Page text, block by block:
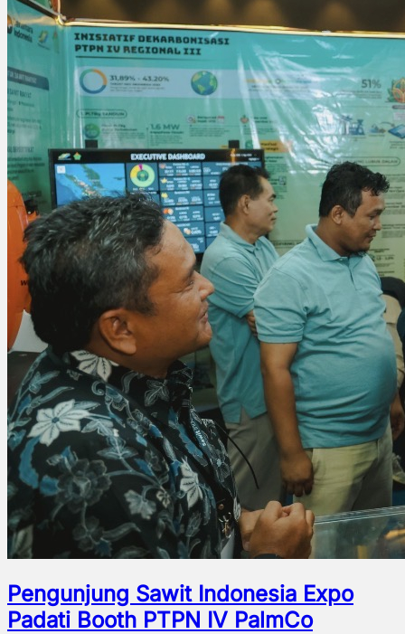
Pengunjung Sawit Indonesia Expo
Padati Booth PTPN IV PalmCo